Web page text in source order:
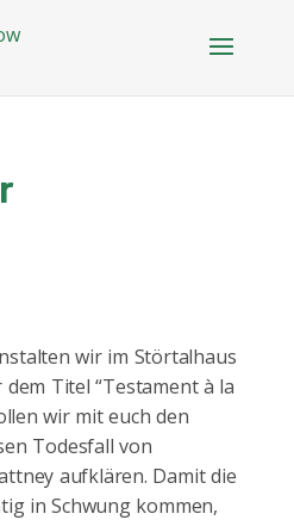
wir im Störtalhaus
Titel “Testament à la
wir mit euch den
Todesfall von
aufklären. Damit die
in Schwung kommen,